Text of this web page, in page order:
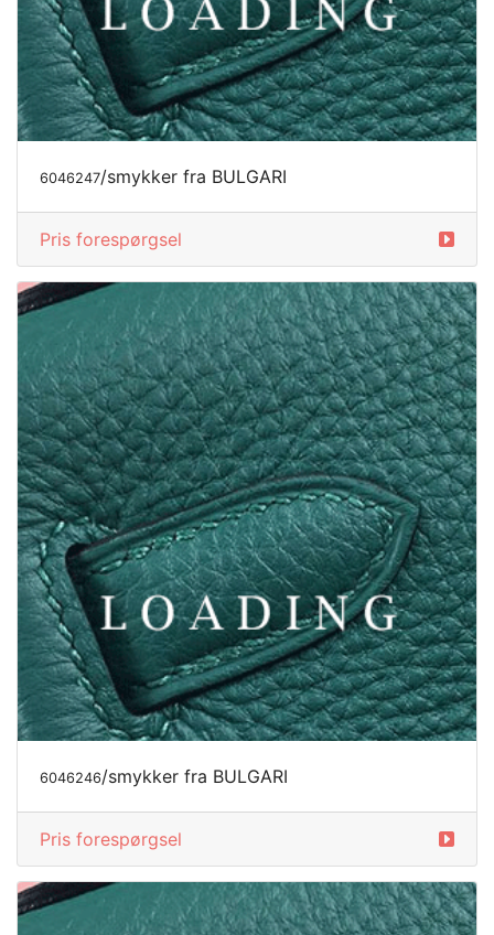
6046247/smykker fra BULGARI
Pris forespørgsel
6046246/smykker fra BULGARI
Pris forespørgsel